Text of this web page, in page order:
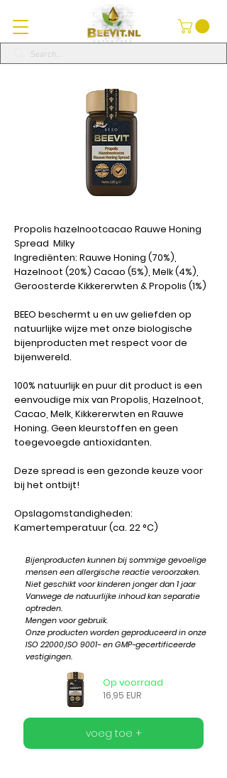
Propolis hazelnootcacao Rauwe Honing
Spread Milky
Ingrediënten: Rauwe Honing (70%),
Hazelnoot (20%) Cacao (5%), Melk (4%),
Geroosterde Kikkererwten & Propolis (1%)
BEEO beschermt u en uw geliefden op
natuurlijke wijze met onze biologische
bijenproducten met respect voor de
bijenwereld.
100% natuurlijk en puur dit product is een
eenvoudige mix van Propolis, Hazelnoot,
Cacao, Melk, Kikkererwten en Rauwe
Honing. Geen kleurstoffen en geen
toegevoegde antioxidanten.
Deze spread is een gezonde keuze voor
bij het ontbijt!
Opslagomstandigheden:
Kamertemperatuur (ca. 22 °C)
16,95 EUR
Op voorraad
voeg toe +
Bijenproducten kunnen bij sommige gevoelige
mensen een allergische reactie veroorzaken.
Niet geschikt voor kinderen jonger dan 1 jaar
Vanwege de natuurlijke inhoud kan separatie
optreden.
Mengen voor gebruik.
Onze producten worden geproduceerd in onze
ISO 22000,ISO 9001- en GMP-gecertificeerde
vestigingen.